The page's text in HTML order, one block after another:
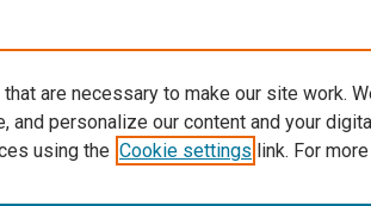
are necessary to make our site work.
and personalize our content and your
using the Cookie settings link. For